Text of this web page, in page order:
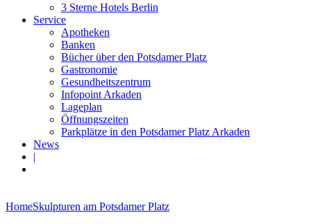
3 Sterne Hotels Berlin
Service
Apotheken
Banken
Bücher über den Potsdamer Platz
Gastronomie
Gesundheitszentrum
Infopoint Arkaden
Lageplan
Öffnungszeiten
Parkplätze in den Potsdamer Platz Arkaden
News
|
HomeSkulpturen am Potsdamer Platz